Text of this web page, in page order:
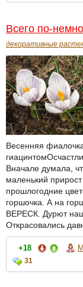
Всего по-
декоративные
Весенняя
Вначале думала,
маленький
прошлогодние
горшочка. А на
ВЕРЕСК. Дурют
Открасовались
+18
31